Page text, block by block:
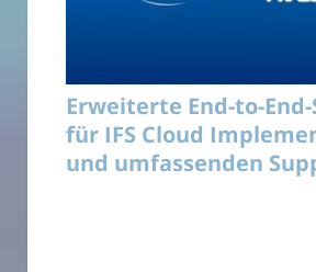
Erweiterte End-to-End-
für IFS Cloud
und umfassenden